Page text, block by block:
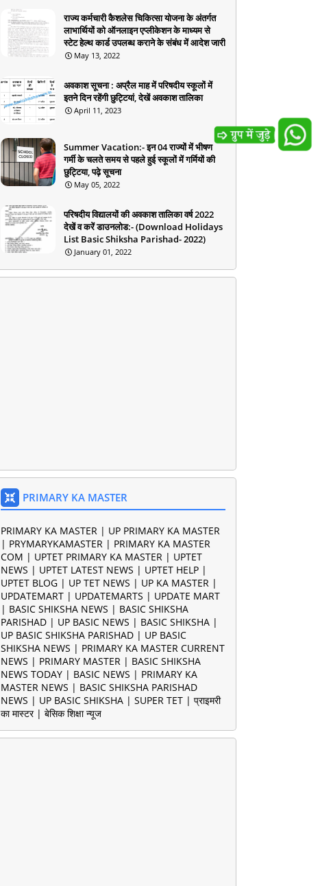
राज्य कर्मचारी कैशलेस चिकित्सा योजना के अंतर्गत
लाभार्थियों को ऑनलाइन एप्लीकेशन के माध्यम से
स्टेट हेल्थ कार्ड उपलब्ध कराने के संबंध में आदेश जारी
May 13, 2022
अवकाश सूचना : अप्रैल माह में परिषदीय स्कूलों में
इतने दिन रहेंगी छुट्टियां, देखें अवकाश तालिका
April 11, 2023
Summer Vacation:- इन 04 राज्यों में भीषण
गर्मी के चलते समय से पहले हुई स्कूलों में गर्मियों की
छुट्टिया, पढ़े सूचना
May 05, 2022
परिषदीय विद्यालयों की अवकाश तालिका वर्ष 2022
देखें व करें डाउनलोड:- (Download Holidays
List Basic Shiksha Parishad- 2022)
January 01, 2022
PRIMARY KA MASTER
PRIMARY KA MASTER | UP PRIMARY KA MASTER
| PRYMARYKAMASTER | PRIMARY KA MASTER
COM | UPTET PRIMARY KA MASTER | UPTET
NEWS | UPTET LATEST NEWS | UPTET HELP |
UPTET BLOG | UP TET NEWS | UP KA MASTER |
UPDATEMART | UPDATEMARTS | UPDATE MART
| BASIC SHIKSHA NEWS | BASIC SHIKSHA
PARISHAD | UP BASIC NEWS | BASIC SHIKSHA |
UP BASIC SHIKSHA PARISHAD | UP BASIC
SHIKSHA NEWS | PRIMARY KA MASTER CURRENT
NEWS | PRIMARY MASTER | BASIC SHIKSHA
NEWS TODAY | BASIC NEWS | PRIMARY KA
MASTER NEWS | BASIC SHIKSHA PARISHAD
NEWS | UP BASIC SHIKSHA | SUPER TET | प्राइमरी
का मास्टर | बेसिक शिक्षा न्यूज